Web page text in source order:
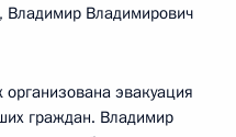
Владимир Владимирович
эвакуация
граждан. Владимир